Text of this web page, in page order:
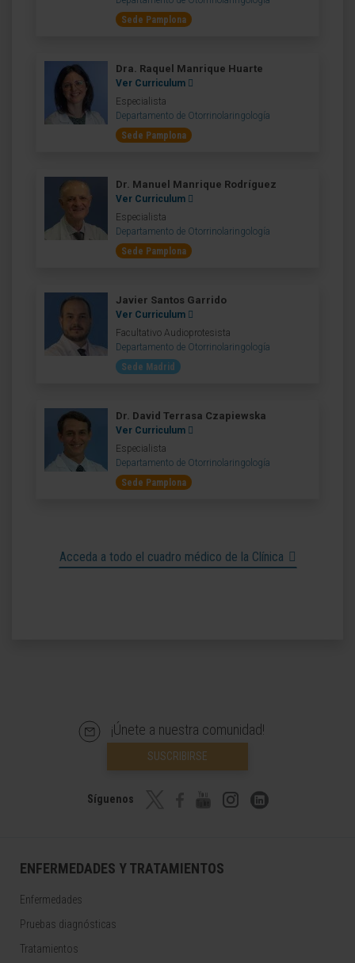
Sede Pamplona
Dra. Raquel Manrique Huarte
Ver Curriculum
Especialista
Departamento de Otorrinolaringología
Sede Pamplona
Dr. Manuel Manrique Rodríguez
Ver Curriculum
Especialista
Departamento de Otorrinolaringología
Sede Pamplona
Javier Santos Garrido
Ver Curriculum
Facultativo Audioprotesista
Departamento de Otorrinolaringología
Sede Madrid
Dr. David Terrasa Czapiewska
Ver Curriculum
Especialista
Departamento de Otorrinolaringología
Sede Pamplona
Acceda a todo el cuadro médico de la Clínica
¡Únete a nuestra comunidad!
SUSCRIBIRSE
Síguenos
ENFERMEDADES Y TRATAMIENTOS
Enfermedades
Pruebas diagnósticas
Tratamientos